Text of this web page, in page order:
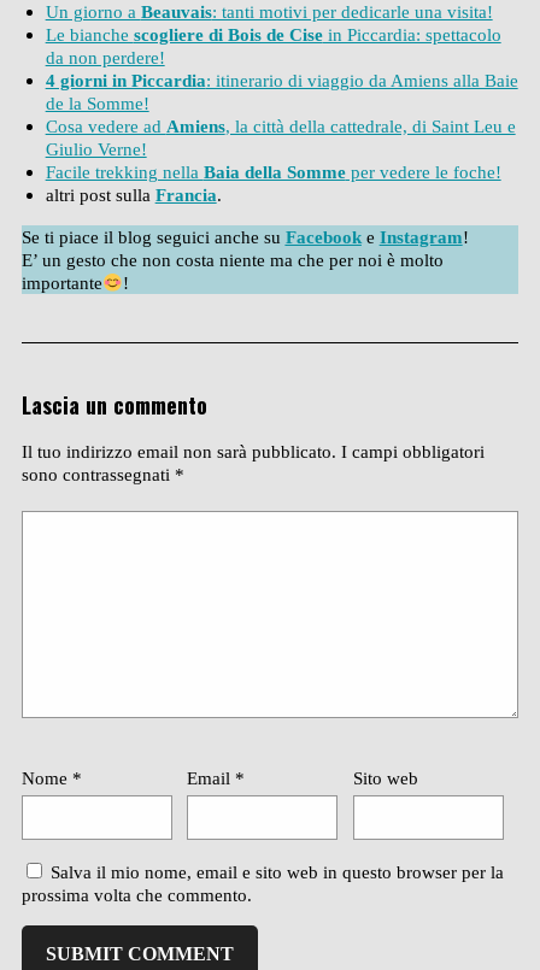
Un giorno a Beauvais: tanti motivi per dedicarle una visita!
Le bianche scogliere di Bois de Cisein Piccardia: spettacolo
da non perdere!
4 giorni in Piccardia: itinerario di viaggio da Amiens alla Baie
de la Somme!
Cosa vedere ad Amiens, la città della cattedrale, di Saint Leu e
Giulio Verne!
Facile trekking nella Baia della Sommeper vedere le foche!
altri post sulla Francia.
Se ti piace il blog seguici anche su Facebooke Instagram!
E’ un gesto che non costa niente ma che per noi è molto
importante
!
Lascia un commento
Il tuo indirizzo email non sarà pubblicato. I campi obbligatori
sono contrassegnati *
Nome * Email * Sito web
Salva il mio nome, email e sito web in questo browser per la
prossima volta che commento.